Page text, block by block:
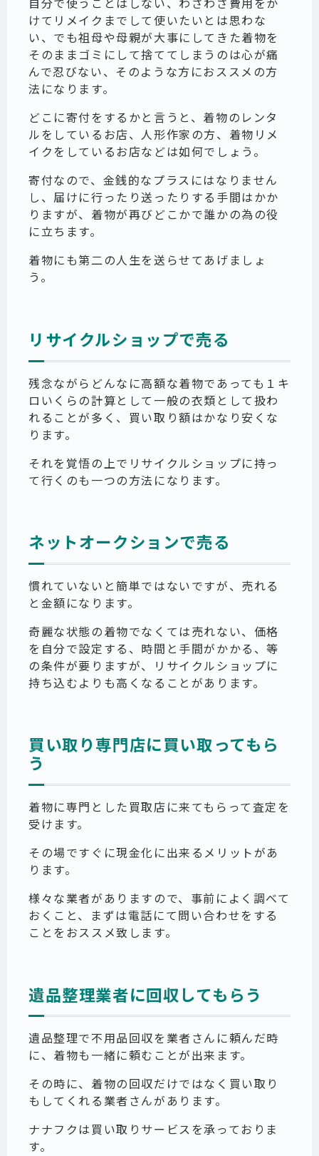
けてリメイクまでして使いたいとは思わな
い、でも祖母や母親が大事にしてきた着物を
そのままゴミにして捨ててしまうのは心が痛
んで忍びない、そのような方におススメの方
法になります。
どこに寄付をするかと言うと、着物のレンタ
ルをしているお店、人形作家の方、着物リメ
イクをしているお店などは如何でしょう。
寄付なので、金銭的なプラスにはなりません
し、届けに行ったり送ったりする手間はかか
りますが、着物が再びどこかで誰かの為の役
に立ちます。
着物にも第二の人生を送らせてあげましょ
う。
リサイクルショップで売る
残念ながらどんなに高額な着物であっても１キ
ロいくらの計算として一般の衣類として扱わ
れることが多く、買い取り額はかなり安くな
ります。
それを覚悟の上でリサイクルショップに持っ
て行くのも一つの方法になります。
ネットオークションで売る
慣れていないと簡単ではないですが、売れる
と金額になります。
奇麗な状態の着物でなくては売れない、価格
を自分で設定する、時間と手間がかかる、等
の条件が要りますが、リサイクルショップに
持ち込むよりも高くなることがあります。
買い取り専門店に買い取ってもら
う
着物に専門とした買取店に来てもらって査定を
受けます。
その場ですぐに現金化に出来るメリットがあ
ります。
様々な業者がありますので、事前によく調べて
おくこと、まずは電話にて問い合わせをする
ことをおススメ致します。
遺品整理業者に回収してもらう
遺品整理で不用品回収を業者さんに頼んだ時
に、着物も一緒に頼むことが出来ます。
その時に、着物の回収だけではなく買い取り
もしてくれる業者さんがあります。
ナナフクは買い取りサービスを承っておりま
す。